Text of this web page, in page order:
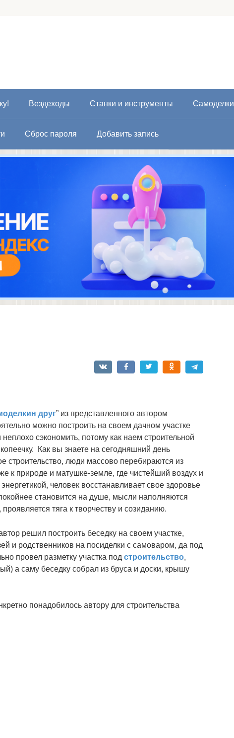
Вездеходы Станки и инструменты Самоделки
Сброс пароля Добавить запись
друг” из представленного автором
можно построить на своем дачном участке
сэкономить, потому как наем строительной
Как вы знаете на сегодняшний день
строительство, люди массово перебираются из
к природе и матушке-земле, где чистейший воздух и
человек восстанавливает свое здоровье
становится на душе, мысли наполняются
тяга к творчеству и созиданию.
решил построить беседку на своем участке,
и родственников на посиделки с самоваром, да под
провел разметку участка под строительство,
а саму беседку собрал из бруса и доски, крышу
понадобилось автору для строительства